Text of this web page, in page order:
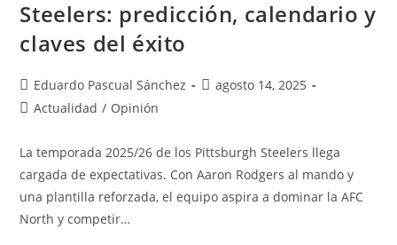
Steelers: predicción, calendario y
claves del éxito
Eduardo Pascual Sánchez
agosto 14, 2025
Actualidad / Opinión
La temporada 2025/26 de los Pittsburgh Steelers llega
cargada de expectativas. Con Aaron Rodgers al mando y
una plantilla reforzada, el equipo aspira a dominar la AFC
North y competir…